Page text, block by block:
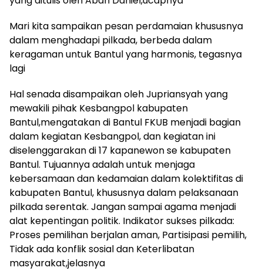
Mari kita sampaikan pesan perdamaian khususnya
dalam menghadapi pilkada, berbeda dalam
keragaman untuk Bantul yang harmonis, tegasnya
lagi
Hal senada disampaikan oleh Jupriansyah yang
mewakili pihak Kesbangpol kabupaten
Bantul,mengatakan di Bantul FKUB menjadi bagian
dalam kegiatan Kesbangpol, dan kegiatan ini
diselenggarakan di 17 kapanewon se kabupaten
Bantul. Tujuannya adalah untuk menjaga
kebersamaan dan kedamaian dalam kolektifitas di
kabupaten Bantul, khususnya dalam pelaksanaan
pilkada serentak. Jangan sampai agama menjadi
alat kepentingan politik. Indikator sukses pilkada:
Proses pemilihan berjalan aman, Partisipasi pemilih,
Tidak ada konflik sosial dan Keterlibatan
masyarakat,jelasnya